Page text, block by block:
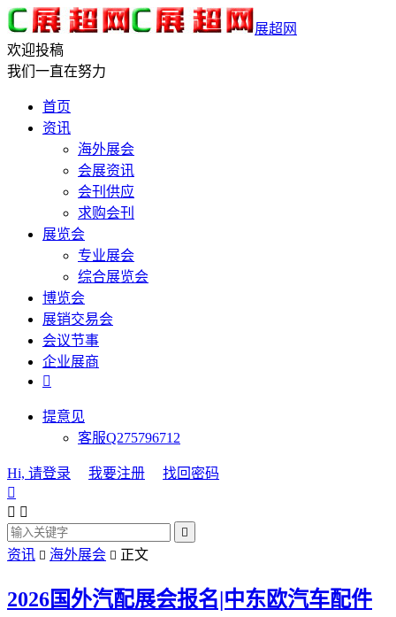
展超网
欢迎投稿
我们一直在努力
首页
资讯
海外展会
会展资讯
会刊供应
求购会刊
展览会
专业展会
综合展览会
博览会
展销交易会
会议节事
企业展商

提意见
客服Q275796712
Hi, 请登录 我要注册
找回密码

 

资讯  海外展会  正文
2026国外汽配展会报名|中东欧汽车配件